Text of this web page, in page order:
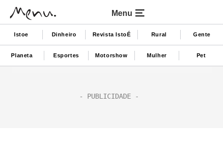
Menu
Istoe Dinheiro Revista IstoÉ Rural Gente
Planeta Esportes Motorshow Mulher Pet